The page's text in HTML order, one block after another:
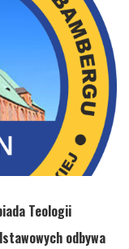
Teologii
odbywa